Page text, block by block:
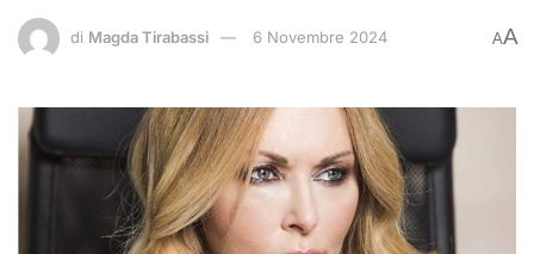
di Magda Tirabassi 6 Novembre 2024 AA